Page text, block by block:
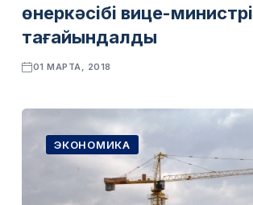
өнеркәсібі вице-министрі
тағайындалды
01 МАРТА, 2018
ЭКОНОМИКА